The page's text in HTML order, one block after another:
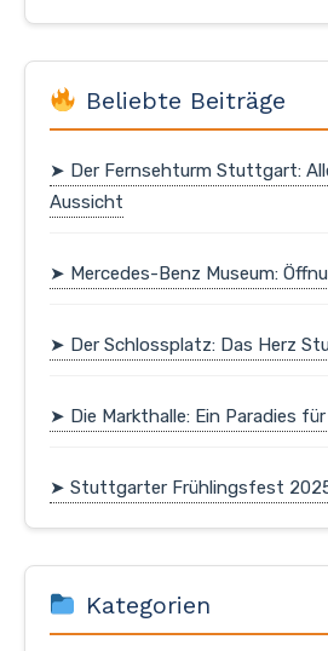
Beliebte Beiträge
➤ Der Fernsehturm Stuttgart:
Aussicht
➤ Mercedes-Benz Museum:
➤ Der Schlossplatz: Das Herz
➤ Die Markthalle: Ein Paradies
➤ Stuttgarter Frühlingsfest
Kategorien